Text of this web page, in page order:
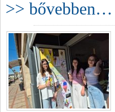
>> bővebben…